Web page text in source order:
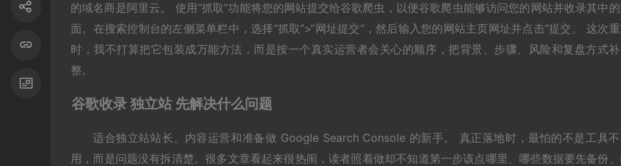
的域名商是阿里云。 使用“抓取”功能将您的网站提交给谷歌爬虫，以便谷歌爬虫能够访问您的网站并收录其中
面。在搜索控制台的左侧菜单栏中，选择“抓取”>“网址提交”，然后输入您的网站主页网址并点击“提交。 这次
时，我不打算把它包装成万能方法，而是按一个真实运营者会关心的顺序，把背景、步骤、风险和复盘方式
整。
谷歌收录 独立站 先解决什么问题
适合独立站站长、内容运营和准备做 Google Search Console 的新手。 真正落地时，最怕的不是工具
用，而是问题没有拆清楚。很多文章看起来很热闹，读者照着做却不知道第一步该点哪里、哪些数据要先备份